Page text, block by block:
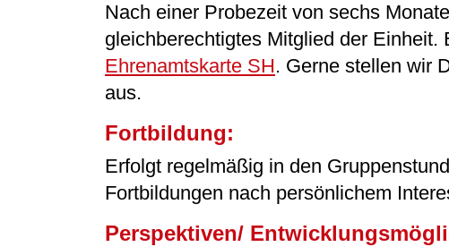
Nach einer Probezeit von sechs
gleichberechtigtes Mitglied der
Ehrenamtskarte SH. Gerne stellen wir
aus.
Fortbildung:
Erfolgt regelmäßig in den
Fortbildungen nach persönlichem
Perspektiven/